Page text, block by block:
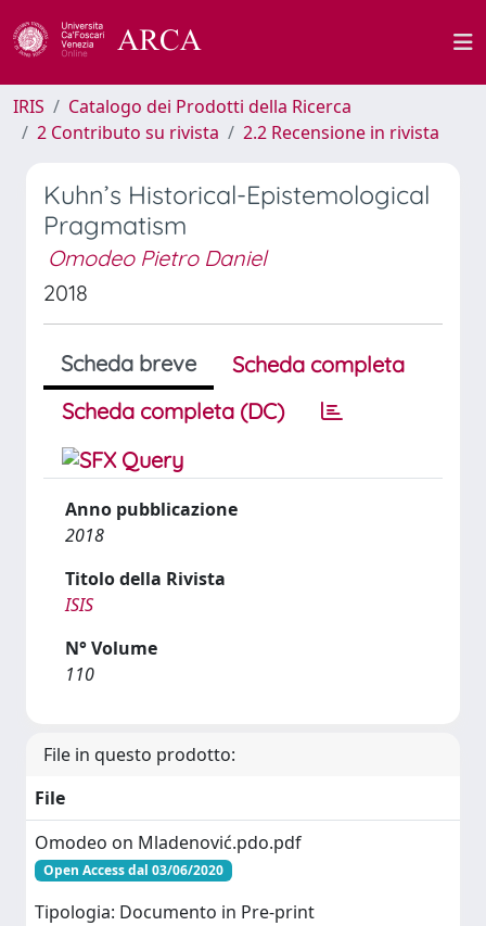
IRIS
Catalogo dei Prodotti della Ricerca
2 Contributo su rivista
2.2 Recensione in rivista
Kuhn’s Historical-Epistemological
Pragmatism
Omodeo Pietro Daniel
2018
Scheda breve
Scheda completa
Scheda completa (DC)
Anno pubblicazione
2018
Titolo della Rivista
ISIS
N° Volume
110
File in questo prodotto:
File
Omodeo on Mladenović.pdo.pdf
Open Access dal 03/06/2020
Tipologia: Documento in Pre-print